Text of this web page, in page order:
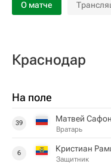
О матче
Краснодар
На поле
39 Матвей
Вратарь
6 Кристиан
Защитник